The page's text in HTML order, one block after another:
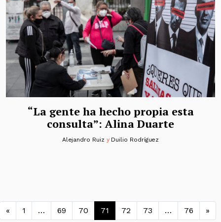
“La gente ha hecho propia esta
consulta”: Alina Duarte
Alejandro Ruiz y Duilio Rodríguez
de entradas
« 1 … 69 70 71 72 73 … 76 »